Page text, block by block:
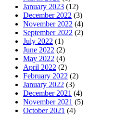
January 2023 (12)
December 2022 (3)
November 2022 (4)
September 2022 (2)
July 2022 (1)
June 2022 (2)
May 2022 (4)
April 2022 (2)
February 2022 (2)
January 2022 (3)
December 2021 (4)
November 2021 (5)
October 2021 (4)